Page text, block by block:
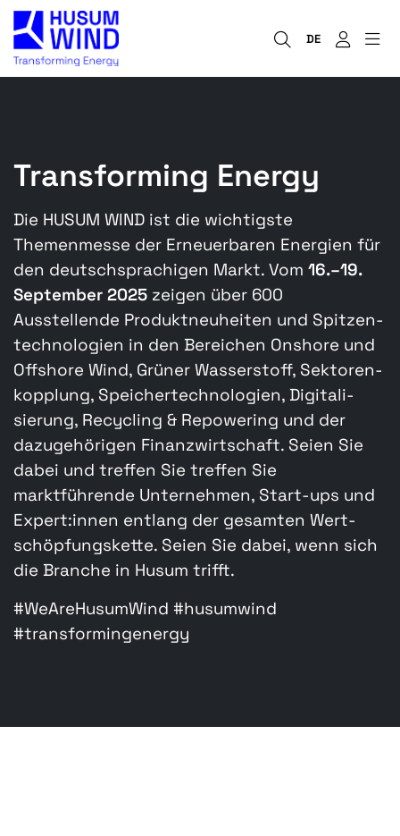
DE
Transforming Energy
Die HUSUM WIND ist die wichtigste
Themenmesse der Erneuerbaren Energien für
den deutschsprachigen Markt. Vom 16.–19.
September 2025 zeigen über 600
Ausstellende Produkt­neuheiten und Spitzen­
techno­logien in den Bereichen Onshore und
Offshore Wind, Grüner Wasserstoff, Sektoren­
kopplung, Speicher­technologien, Digitali­
sierung, Recycling & Repowering und der
dazugehörigen Finanzwirtschaft. Seien Sie
dabei und treffen Sie treffen Sie
marktführende Unternehmen, Start-ups und
Expert:innen entlang der gesamten Wert­
schöpfungs­kette. Seien Sie dabei, wenn sich
die Branche in Husum trifft.
#WeAreHusumWind #husumwind
#transformingenergy